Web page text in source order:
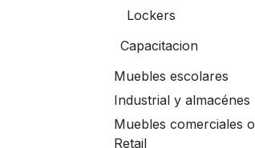
Lockers
Capacitacion
Muebles escolares
Industrial y almacénes
Muebles comerciales o
Retail